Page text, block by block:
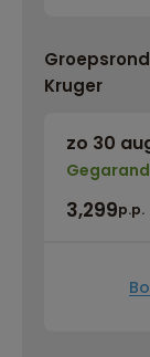
Kruger
zo 30
3,299p.p.